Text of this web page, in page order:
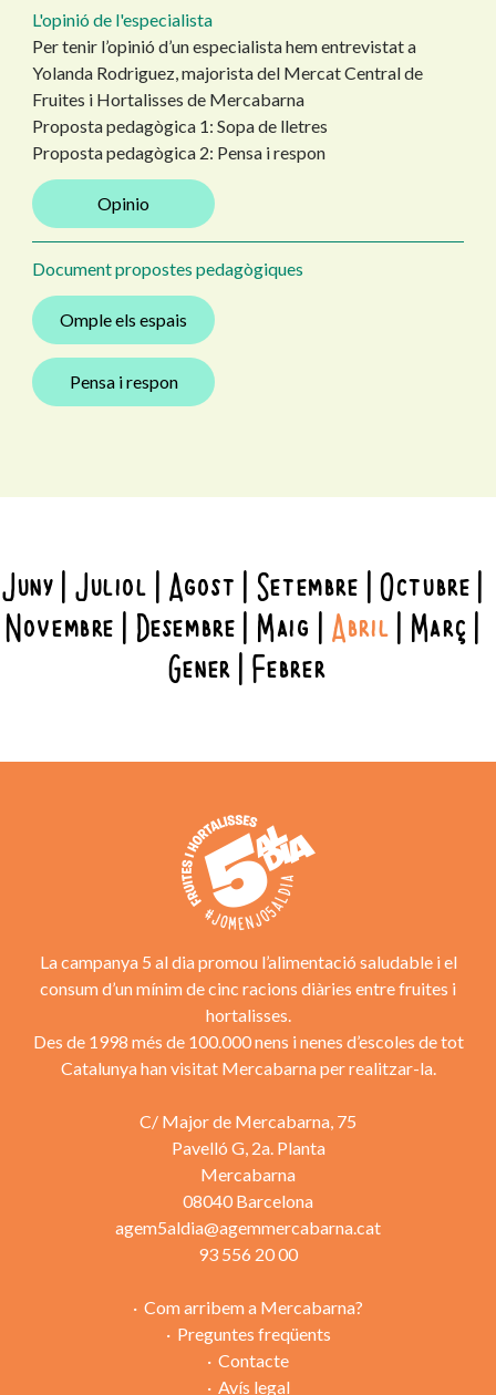
L'opinió de l'especialista
Per tenir l’opinió d’un especialista hem entrevistat a
Yolanda Rodriguez, majorista del Mercat Central de
Fruites i Hortalisses de Mercabarna
Proposta pedagògica 1: Sopa de lletres
Proposta pedagògica 2: Pensa i respon
Opinio
Document propostes pedagògiques
Omple els espais
Pensa i respon
Juny Juliol Agost Setembre Octubre
Novembre Desembre Maig Abril Març
Gener Febrer
La campanya 5 al dia promou l’alimentació saludable i el
consum d’un mínim de cinc racions diàries entre fruites i
hortalisses.
Des de 1998 més de 100.000 nens i nenes d’escoles de tot
Catalunya han visitat Mercabarna per realitzar-la.
C/ Major de Mercabarna, 75
Pavelló G, 2a. Planta
Mercabarna
08040 Barcelona
agem5aldia@agemmercabarna.cat
93 556 20 00
Com arribem a Mercabarna?
Preguntes freqüents
Contacte
Avís legal